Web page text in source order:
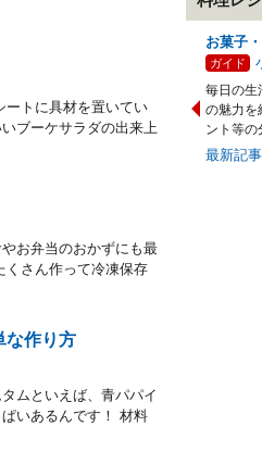
ートに具材を置いてい
ブーケサラダの出来上
お弁当のおかずにも最
くさん作って冷凍保存
な作り方
ムといえば、青パパイ
いあるんです！ 材料
お菓子
ガイド
毎日の生
の魅力を
ント等の
最新記